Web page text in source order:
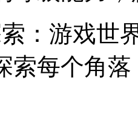
：游戏世
索每个角